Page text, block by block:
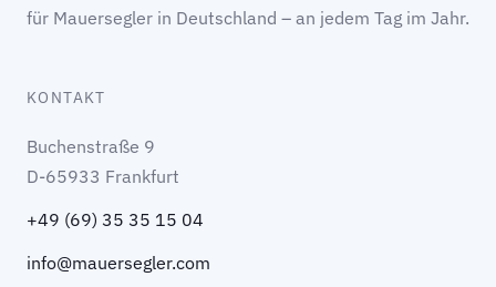
für Mauersegler in Deutschland – an jedem Tag im Jahr.
KONTAKT
Buchenstraße 9
D-65933 Frankfurt
+49 (69) 35 35 15 04
info@mauersegler.com